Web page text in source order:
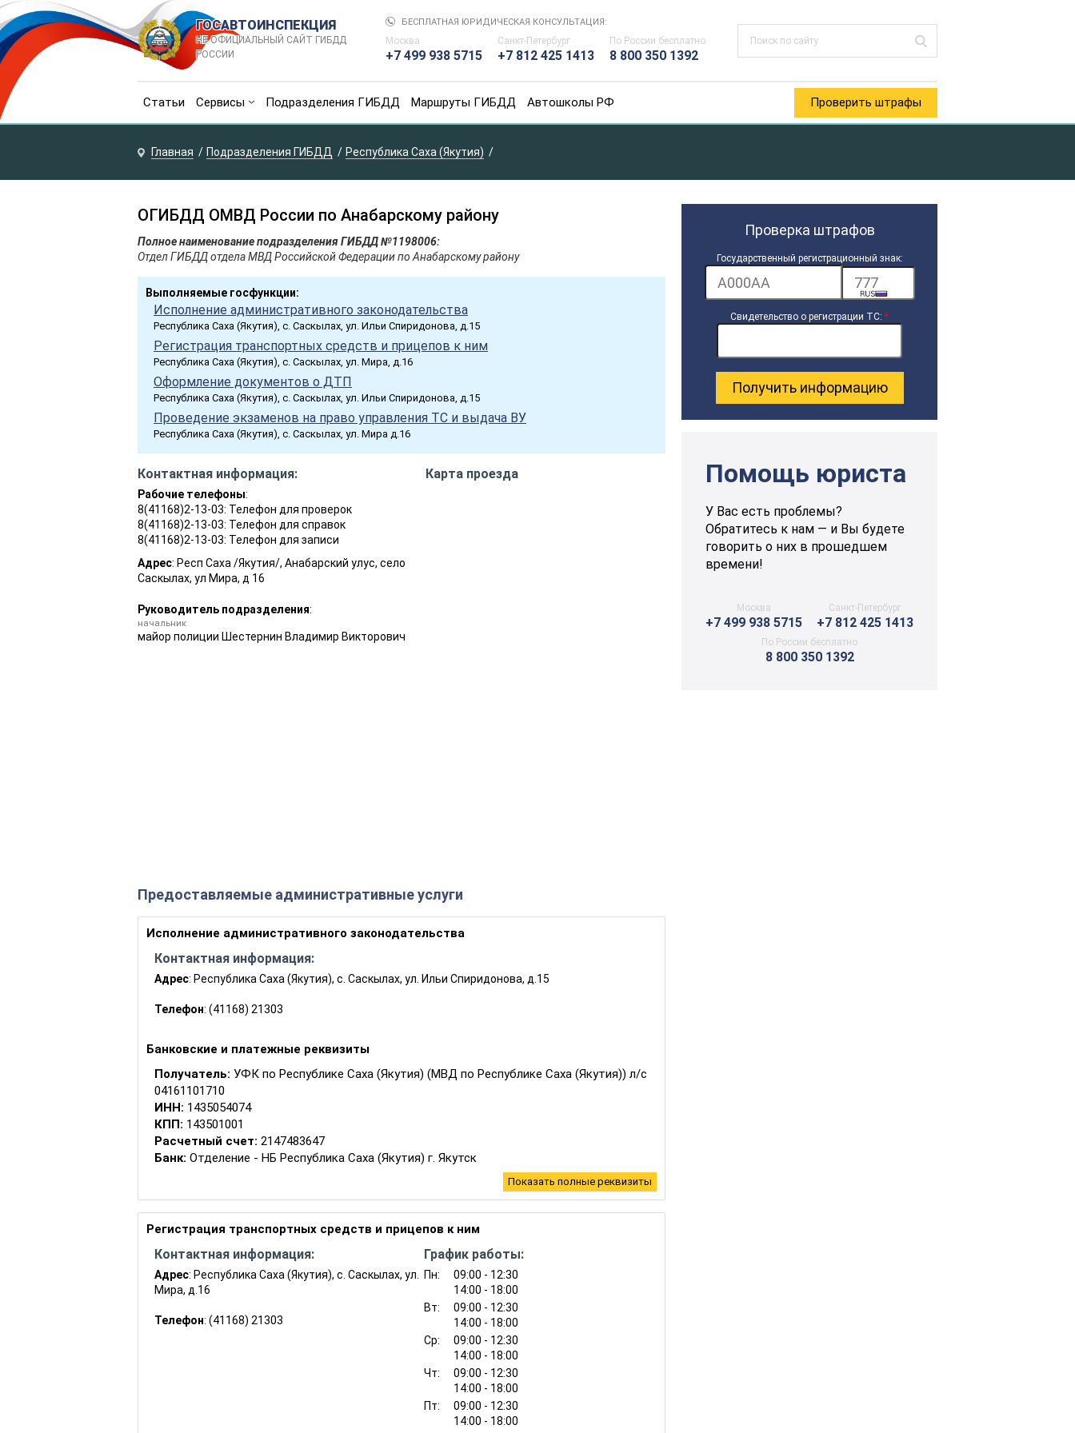
ГОСАВТОИНСПЕКЦИЯ
НЕ ОФИЦИАЛЬНЫЙ САЙТ ГИБДД
РОССИИ
БЕСПЛАТНАЯ ЮРИДИЧЕСКАЯ КОНСУЛЬТАЦИЯ:
Москва
+7 499 938 5715
Санкт-Петербург
+7 812 425 1413
По России бесплатно
8 800 350 1392
Статьи Сервисы Подразделения ГИБДД Маршруты ГИБДД Автошколы РФ Проверить штрафы
Главная Подразделения ГИБДД Республика Саха (Якутия)
ОГИБДД ОМВД России по Анабарскому району
Полное наименование подразделения ГИБДД №1198006:
Отдел ГИБДД отдела МВД Российской Федерации по Анабарскому району
Выполняемые госфункции:
Исполнение административного законодательства
Республика Саха (Якутия), с. Саскылах, ул. Ильи Спиридонова, д.15
Регистрация транспортных средств и прицепов к ним
Республика Саха (Якутия), с. Саскылах, ул. Мира, д.16
Оформление документов о ДТП
Республика Саха (Якутия), с. Саскылах, ул. Ильи Спиридонова, д.15
Проведение экзаменов на право управления ТС и выдача ВУ
Республика Саха (Якутия), с. Саскылах, ул. Мира д.16
Контактная информация:
Рабочие телефоны:
8(41168)2-13-03: Телефон для проверок
8(41168)2-13-03: Телефон для справок
8(41168)2-13-03: Телефон для записи
Адрес: Респ Саха /Якутия/, Анабарский улус, село
Саскылах, ул Мира, д 16
Руководитель подразделения:
начальник
майор полиции Шестернин Владимир Викторович
Карта проезда
Предоставляемые административные услуги
Исполнение административного законодательства
Контактная информация:
Адрес: Республика Саха (Якутия), с. Саскылах, ул. Ильи Спиридонова, д.15
Телефон: (41168) 21303
Показать полные реквизиты
Банковские и платежные реквизиты
Получатель: УФК по Республике Саха (Якутия) (МВД по Республике Саха (Якутия)) л/с
04161101710
ИНН: 1435054074
КПП: 143501001
Расчетный счет: 2147483647
Банк: Отделение - НБ Республика Саха (Якутия) г. Якутск
Штраф за нарушение законодательства о рекламе (ст. 14.37, ч.2 ст. 14.38)
18811626000016000140
Штраф за нарушение законодательства в области обеспечения санитарно-
эпидемиологического благополучия человека и законодательства в сфере защиты
18811628000016000140
Штраф за нарушение законодательства о государственном контроле за
осуществлением международных автомобильных перевозок (ст. 11.23)
Штраф за нарушение правил перевозки крупногабаритных и тяжеловесных грузов по
автомобильным дорогам общего пользования федерального значения (ст. 12.21
Регистрация транспортных средств и прицепов к ним
Контактная информация:
Адрес: Республика Саха (Якутия), с. Саскылах, ул.
Мира, д.16
Телефон: (41168) 21303
График работы:
Пн:
09:00 - 12:30
14:00 - 18:00
Вт:
09:00 - 12:30
14:00 - 18:00
Ср:
09:00 - 12:30
14:00 - 18:00
Чт:
09:00 - 12:30
14:00 - 18:00
Пт:
09:00 - 12:30
14:00 - 18:00
Проверка штрафов
Государственный регистрационный знак:
Свидетельство о регистрации ТС: *
Помощь юриста
У Вас есть проблемы?
Обратитесь к нам — и Вы будете
говорить о них в прошедшем
времени!
Москва
+7 499 938 5715
Санкт-Петербург
+7 812 425 1413
По России бесплатно
8 800 350 1392